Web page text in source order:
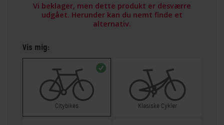
Vi beklager, men dette produkt er desværre
udgået. Herunder kan du nemt finde et
alternativ.
Vis mig:
Citybikes Klasiske Cykler